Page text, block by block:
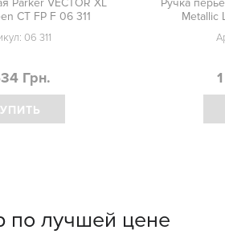
Parker VECTOR XL
CT FP F 06 311
06 311
Грн.
Ручка
Metallic
по лучшей цене